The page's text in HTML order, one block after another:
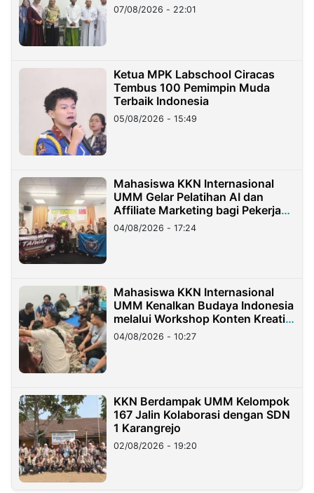
07/08/2026 - 22:01
Ketua MPK Labschool Ciracas
Tembus 100 Pemimpin Muda
Terbaik Indonesia
05/08/2026 - 15:49
Mahasiswa KKN Internasional
UMM Gelar Pelatihan AI dan
Affiliate Marketing bagi Pekerja
Migran Indonesia di Taiwan
04/08/2026 - 17:24
Mahasiswa KKN Internasional
UMM Kenalkan Budaya Indonesia
melalui Workshop Konten Kreatif
di Taiwan
04/08/2026 - 10:27
KKN Berdampak UMM Kelompok
167 Jalin Kolaborasi dengan SDN
1 Karangrejo
02/08/2026 - 19:20